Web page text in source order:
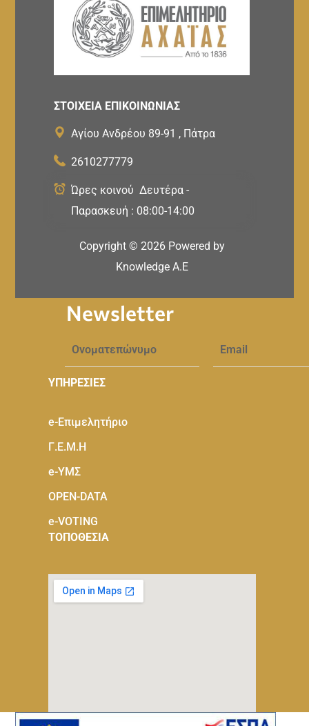
ΣΤΟΙΧΕΙΑ ΕΠΙΚΟΙΝΩΝΙΑΣ
Αγίου Ανδρέου 89-91 , Πάτρα
2610277779
Ώρες κοινού Δευτέρα -
Παρασκευή : 08:00-14:00
Copyright © 2026 Powered by
Knowledge A.E
Newsletter
ΥΠΗΡΕΣΙΕΣ
e-Eπιμελητήριο
Γ.Ε.Μ.Η
e-ΥΜΣ
OPEN-DATA
e-VOTING
ΤΟΠΟΘΕΣΙΑ